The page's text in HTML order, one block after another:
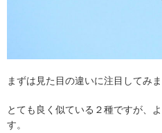
まずは見た目の違いに注目してみま
とても良く似ている２種ですが、
す。